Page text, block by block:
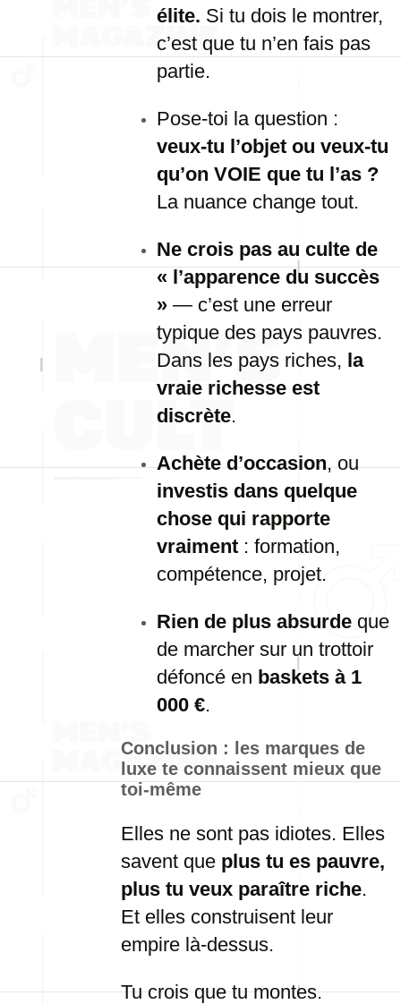
élite. Si tu dois le montrer,
c’est que tu n’en fais pas
partie.
Pose-toi la question :
veux-tu l’objet ou veux-tu
qu’on VOIE que tu l’as ?
La nuance change tout.
Ne crois pas au culte de
« l’apparence du succès
» — c’est une erreur
typique des pays pauvres.
Dans les pays riches, la
vraie richesse est
discrète.
Achète d’occasion, ou
investis dans quelque
chose qui rapporte
vraiment : formation,
compétence, projet.
Rien de plus absurde que
de marcher sur un trottoir
défoncé en baskets à 1
000 €.
Conclusion : les marques de
luxe te connaissent mieux que
toi-même
Elles ne sont pas idiotes. Elles
savent que plus tu es pauvre,
plus tu veux paraître riche.
Et elles construisent leur
empire là-dessus.
Tu crois que tu montes.